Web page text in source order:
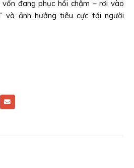
đang phục hồi chậm – rơi vào
và ảnh hưởng tiêu cực tới người